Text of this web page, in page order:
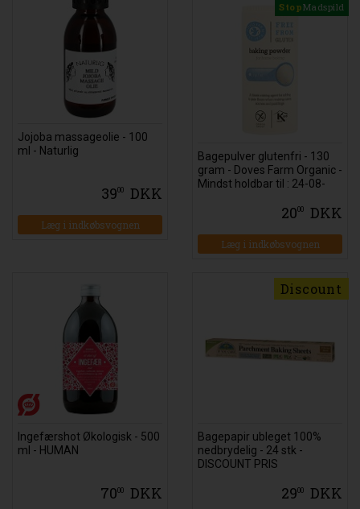
Jojoba massageolie - 100
ml - Naturlig
3900 DKK
Læg i indkøbsvognen
StopMadspild
Bagepulver glutenfri - 130
gram - Doves Farm Organic -
Mindst holdbar til : 24-08-
2000 DKK
Læg i indkøbsvognen
Ingefærshot Økologisk - 500
ml - HUMAN
7000 DKK
Discount
Bagepapir ubleget 100%
nedbrydelig - 24 stk -
DISCOUNT PRIS
2900 DKK